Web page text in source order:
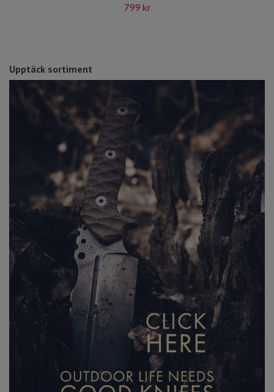
Upptäck sortiment
799 kr